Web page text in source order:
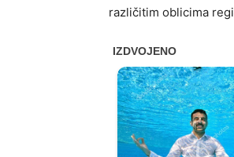
različitim oblicima